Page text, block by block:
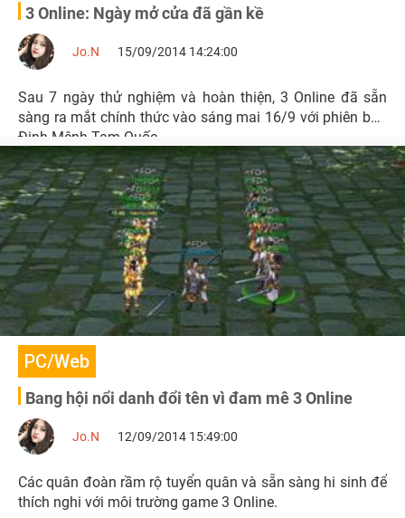
3 Online: Ngày mở cửa đã gần kề
Jo.N 15/09/2014 14:24:00
Sau 7 ngày thử nghiệm và hoàn thiện, 3 Online đã sẵn
sàng ra mắt chính thức vào sáng mai 16/9 với phiên bản
Định Mệnh Tam Quốc.
PC/Web
Bang hội nổi danh đổi tên vì đam mê 3 Online
Jo.N 12/09/2014 15:49:00
Các quân đoàn rầm rộ tuyển quân và sẵn sàng hi sinh để
thích nghi với môi trường game 3 Online.